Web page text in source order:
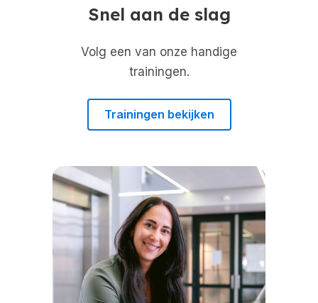
Snel aan de slag
Volg een van onze handige
trainingen.
Trainingen bekijken